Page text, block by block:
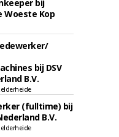
bij
Woeste Kop
bij DSV
B.V.
(fulltime) bij
B.V.